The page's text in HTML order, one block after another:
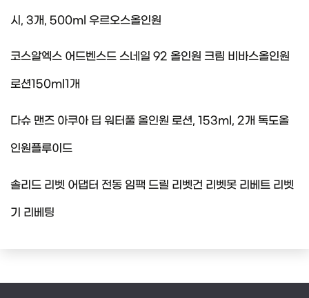
시, 3개, 500ml 우르오스올인원
코스알엑스 어드벤스드 스네일 92 올인원 크림 비바스올인원
로션150ml1개
다슈 맨즈 아쿠아 딥 워터풀 올인원 로션, 153ml, 2개 독도올
인원플루이드
솔리드 리벳 어댑터 전동 임팩 드릴 리벳건 리벳못 리베트 리벳
기 리베팅